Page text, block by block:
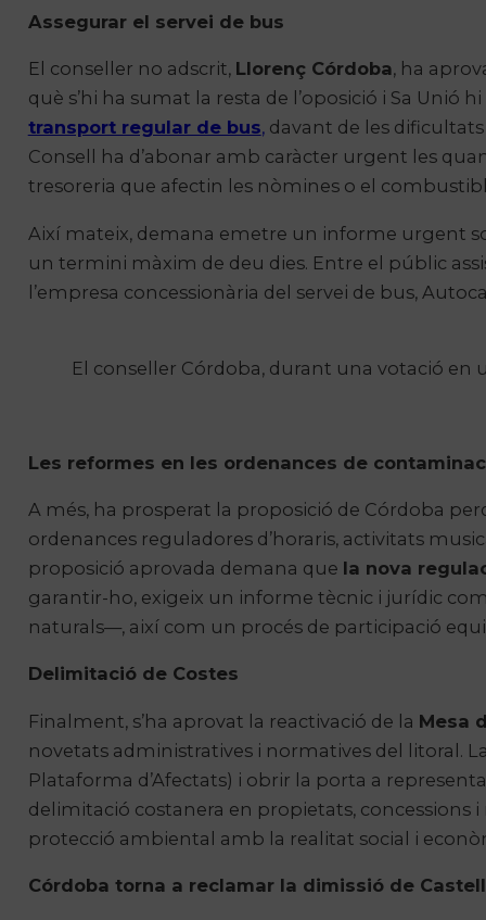
Assegurar el servei de bus
El conseller no adscrit, Llorenç Córdoba, ha
què s’hi ha sumat la resta de l’oposició i Sa Unió
transport regular de bus,davant de les dificultats
Consell ha d’abonar amb caràcter urgent les
tresoreria que afectin les nòmines o el
Així mateix, demana emetre un informe urgent
un termini màxim de deu dies. Entre el públic
l’empresa concessionària del servei de bus,
El conseller Córdoba, durant una votació en
Les reformes en les ordenances de
A més, ha prosperat la proposició de Córdoba
ordenances reguladores d’horaris, activitats
proposició aprovada demana que la nova
garantir-ho, exigeix un informe tècnic i jurídic
naturals—, així com un procés de participació
Delimitació de Costes
Finalment, s’ha aprovat la reactivació de la Mesa
novetats administratives i normatives del litoral.
Plataforma d’Afectats) i obrir la porta a
delimitació costanera en propietats, concessions
protecció ambiental amb la realitat social i
Córdoba torna a reclamar la dimissió de